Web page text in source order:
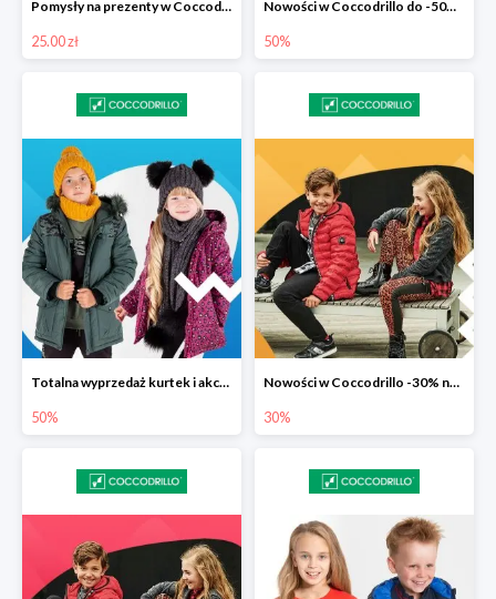
Pomysły na prezenty w Coccodrillo od 25 zł
25.00 zł
Nowości w Coccodrillo do -50% na drugi produkt
50%
Totalna wyprzedaż kurtek i akcesoriów zimowych w Coccodrillo do -50%
50%
Nowości w Coccodrillo -30% na drugi produkt
30%